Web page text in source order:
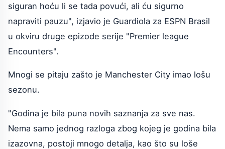
siguran hoću li se tada povući, ali ću sigurno
napraviti pauzu", izjavio je Guardiola za ESPN Brasil
u okviru druge epizode serije "Premier league
Encounters".
Mnogi se pitaju zašto je Manchester City imao lošu
sezonu.
"Godina je bila puna novih saznanja za sve nas.
Nema samo jednog razloga zbog kojeg je godina bila
izazovna, postoji mnogo detalja, kao što su loše